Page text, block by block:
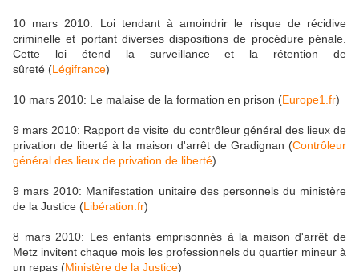
10 mars 2010: Loi tendant à amoindrir le risque de récidive
criminelle et portant diverses dispositions de procédure pénale.
Cette loi étend la surveillance et la rétention de
sûreté (Légifrance)
10 mars 2010: Le malaise de la formation en prison (Europe1.fr)
9 mars 2010: Rapport de visite du contrôleur général des lieux de
privation de liberté à la maison d'arrêt de Gradignan (Contrôleur
général des lieux de privation de liberté)
9 mars 2010: Manifestation unitaire des personnels du ministère
de la Justice (Libération.fr)
8 mars 2010: Les enfants emprisonnés à la maison d'arrêt de
Metz invitent chaque mois les professionnels du quartier mineur à
un repas (Ministère de la Justice)